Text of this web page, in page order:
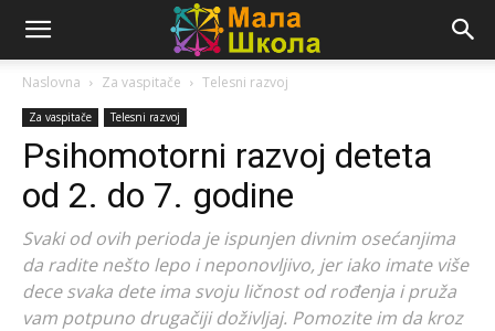
Naslovna Za vaspitače Telesni razvoj
Za vaspitače Telesni razvoj
Psihomotorni razvoj deteta
od 2. do 7. godine
Svaki od ovih perioda je ispunjen divnim osećanjima
da radite nešto lepo i neponovljivo, jer iako imate više
dece svaka dete ima svoju ličnost od rođenja i pruža
vam potpuno drugačiji doživljaj. Pomozite im da kroz